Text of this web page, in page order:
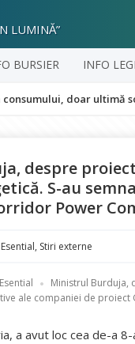
LUMINĂ”
BURSIER INFO
ultimă soluție și
despre
S-au
Power
Categorii
Esential, Stiri externe
Esential
Ministrul Burduja,
ale companiei de
a avut loc cea de-a